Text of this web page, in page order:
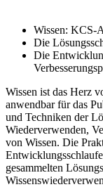
Wissen: KCS-
Die
Die
Wissen ist das Herz
anwendbar für das
und Techniken der
Wiederverwenden,
von Wissen. Die
gesammelten